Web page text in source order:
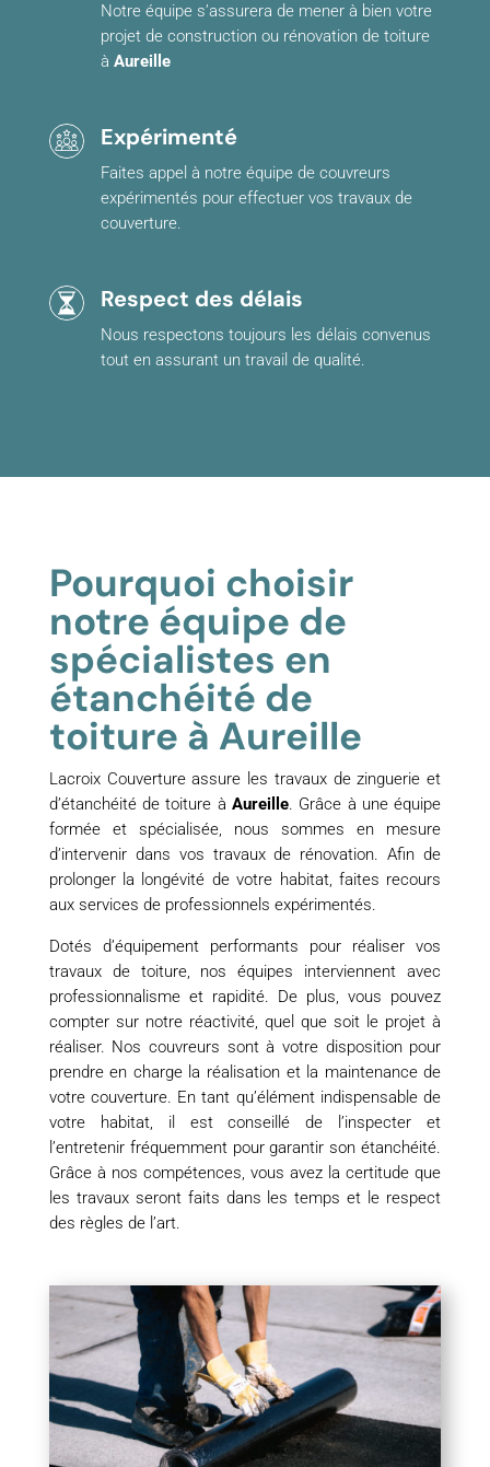
Notre équipe s’assurera de mener à bien votre
projet de construction ou rénovation de toiture
à Aureille
Expérimenté
Faites appel à notre équipe de couvreurs
expérimentés pour effectuer vos travaux de
couverture.
Respect des délais
Nous respectons toujours les délais convenus
tout en assurant un travail de qualité.
Pourquoi choisir
notre équipe de
spécialistes en
étanchéité de
toiture à Aureille
Lacroix Couverture assure les travaux de zinguerie et
d’étanchéité de toiture à Aureille. Grâce à une équipe
formée et spécialisée, nous sommes en mesure
d’intervenir dans vos travaux de rénovation. Afin de
prolonger la longévité de votre habitat, faites recours
aux services de professionnels expérimentés.
Dotés d’équipement performants pour réaliser vos
travaux de toiture, nos équipes interviennent avec
professionnalisme et rapidité. De plus, vous pouvez
compter sur notre réactivité, quel que soit le projet à
réaliser. Nos couvreurs sont à votre disposition pour
prendre en charge la réalisation et la maintenance de
votre couverture. En tant qu’élément indispensable de
votre habitat, il est conseillé de l’inspecter et
l’entretenir fréquemment pour garantir son étanchéité.
Grâce à nos compétences, vous avez la certitude que
les travaux seront faits dans les temps et le respect
des règles de l’art.